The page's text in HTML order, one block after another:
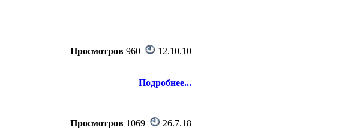
Просмотров960
12.10.10
Подробнее...
Просмотров1069
26.7.18